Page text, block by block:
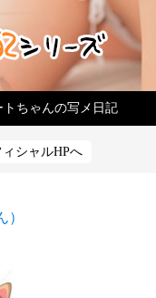
ちゃんの写メ日記
シャルHPへ